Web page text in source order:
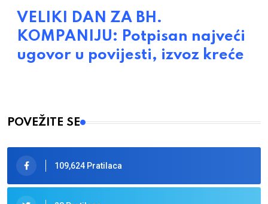
VELIKI DAN ZA BH.
KOMPANIJU: Potpisan najveći
ugovor u povijesti, izvoz kreće
POVEŽITE SE
109,624 Pratilaca